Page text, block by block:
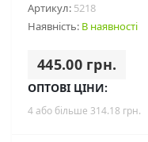
Артикул: 5218
Наявність: В наявності
445.00 грн.
ОПТОВІ ЦІНИ:
4 або більше 314.18 грн.